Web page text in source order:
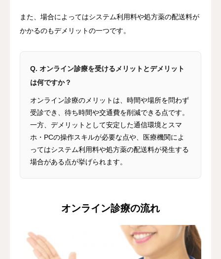
また、場合によってはシステム利用料や処方薬の配送料が
かかるのもデメリットの一つです。
Q. オンライン診療を受けるメリットとデメリット
は何ですか？
オンライン診療のメリットは、時間や場所を問わず
受診でき、待ち時間や交通費を削減できる点です。
一方、デメリットとして安定した通信環境とスマ
ホ・PCの操作スキルが必要な点や、医療機関によ
ってはシステム利用料や処方薬の配送料が発生する
場合がある点が挙げられます。
オンライン診療の流れ